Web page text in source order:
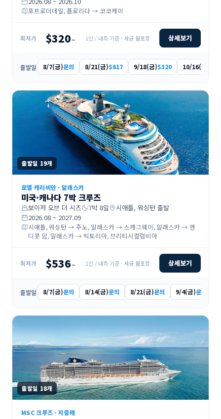
포트로더데일, 플로리다 → 코코케이
최저가 $320~ 1인 / 내측 기준 · 세금 불포함 상세보기
출발일 8/7(금)문의 8/21(금)$617 9/18(금)$320 10/16(금)
출발일 19개
로열 캐리비안·알래스카
미국·캐나다 7박 크루즈
보이저 오브 더 시즈 7박 8일 시애틀, 워싱턴 출발
2026.08 ~ 2027.09
시애틀, 워싱턴 → 주노, 알래스카 → 스캐그웨이, 알래스카 → 엔
디콧 암, 알래스카 → 빅토리아, 브리티시컬럼비아
최저가 $536~ 1인 / 내측 기준 · 세금 불포함 상세보기
출발일 8/7(금)문의 8/14(금)문의 8/21(금)문의 9/4(금)문의
출발일18개
MSC 크루즈·지중해